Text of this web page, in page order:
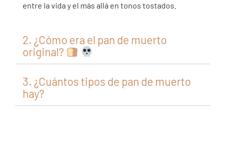
entre la vida y el más allá en tonos tostados.
2. ¿Cómo era el pan de muerto
original?
3. ¿Cuántos tipos de pan de muerto
hay?